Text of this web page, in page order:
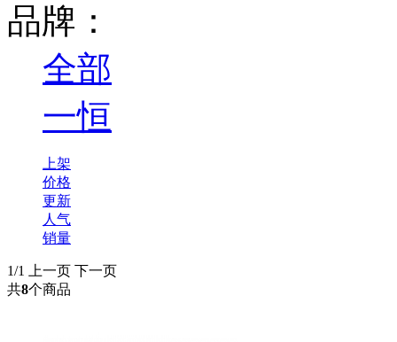
品牌：
全部
一恒
上架
价格
更新
人气
销量
1/1 上一页 下一页
共8个商品